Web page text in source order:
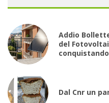
Addio
del
Dal Cnr un